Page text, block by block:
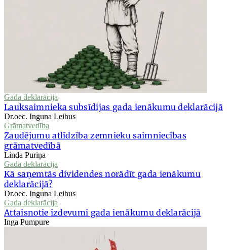
Gada deklarācija
Lauksaimnieka subsīdijas gada ienākumu deklarācijā
Dr.oec. Inguna Leibus
Grāmatvedība
Zaudējumu atlīdzība zemnieku saimniecības
grāmatvedībā
Linda Puriņa
Gada deklarācija
Kā saņemtās dividendes norādīt gada ienākumu
deklarācijā?
Dr.oec. Inguna Leibus
Gada deklarācija
Attaisnotie izdevumi gada ienākumu deklarācijā
Inga Pumpure